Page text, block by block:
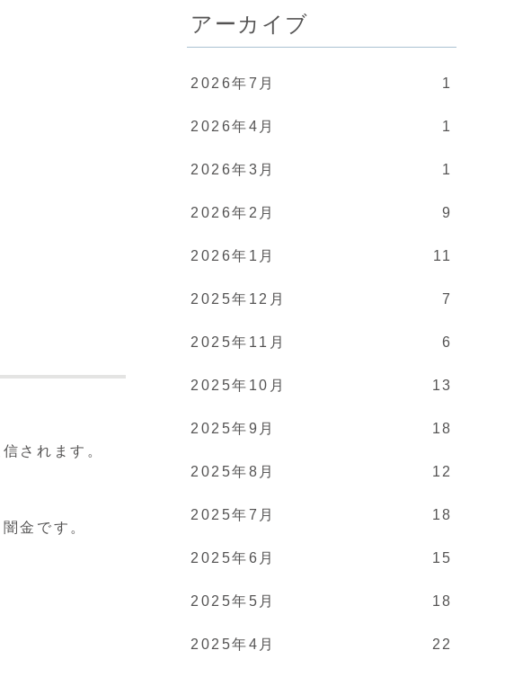
されます。
金です。
アーカイブ
2026年7月 1
2026年4月 1
2026年3月 1
2026年2月 9
2026年1月 11
2025年12月 7
2025年11月 6
2025年10月 13
2025年9月 18
2025年8月 12
2025年7月 18
2025年6月 15
2025年5月 18
2025年4月 22